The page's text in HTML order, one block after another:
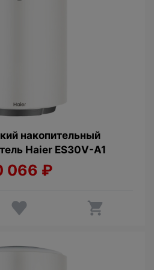
накопительный
Haier ES30V-A1
066 ₽